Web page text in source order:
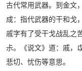
古代常用武器。到金文
成：指代武器的干和戈
戚字有了受干戈战乱之
尗。《说文》道：戚，
悲切、忧伤等意思。